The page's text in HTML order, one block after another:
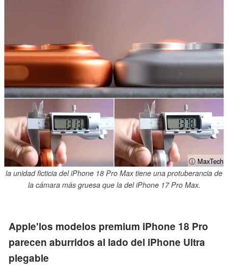
ⓘ MaxTech
la unidad ficticia del iPhone 18 Pro Max tiene una protuberancia de
la cámara más gruesa que la del iPhone 17 Pro Max.
Apple'los modelos premium iPhone 18 Pro
parecen aburridos al lado del iPhone Ultra
plegable